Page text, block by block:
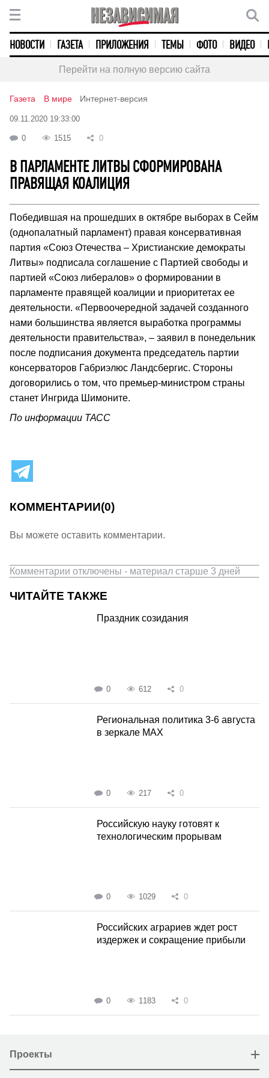
НОВОСТИ ГАЗЕТА ПРИЛОЖЕНИЯ ТЕМЫ ФОТО ВИДЕО
Перейти на полную версию сайта
Газета В мире Интернет-версия
09.11.2020 19:33:00
0 1515 0
В ПАРЛАМЕНТЕ ЛИТВЫ СФОРМИРОВАНА
ПРАВЯЩАЯ КОАЛИЦИЯ
Победившая на прошедших в октябре выборах в Сейм
(однопалатный парламент) правая консервативная
партия «Союз Отечества – Христианские демократы
Литвы» подписала соглашение с Партией свободы и
партией «Союз либералов» о формировании в
парламенте правящей коалиции и приоритетах ее
деятельности. «Первоочередной задачей созданного
нами большинства является выработка программы
деятельности правительства», – заявил в понедельник
после подписания документа председатель партии
консерваторов Габриэлюс Ландсбергис. Стороны
договорились о том, что премьер-министром страны
станет Ингрида Шимоните.
По информации ТАСС
КОММЕНТАРИИ(0)
Вы можете оставить комментарии.
Комментарии отключены - материал старше 3 дней
ЧИТАЙТЕ ТАКЖЕ
Праздник созидания
0 612 0
Региональная политика 3-6 августа
в зеркале MAX
0 217 0
Российскую науку готовят к
технологическим прорывам
0 1029 0
Российских аграриев ждет рост
издержек и сокращение прибыли
0 1183 0
Проекты